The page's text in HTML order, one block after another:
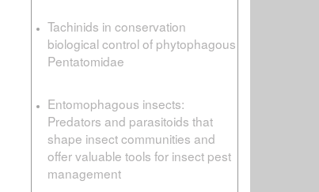
Tachinids in conservation
biological control of phytophagous
Pentatomidae
Entomophagous insects:
Predators and parasitoids that
shape insect communities and
offer valuable tools for insect pest
management